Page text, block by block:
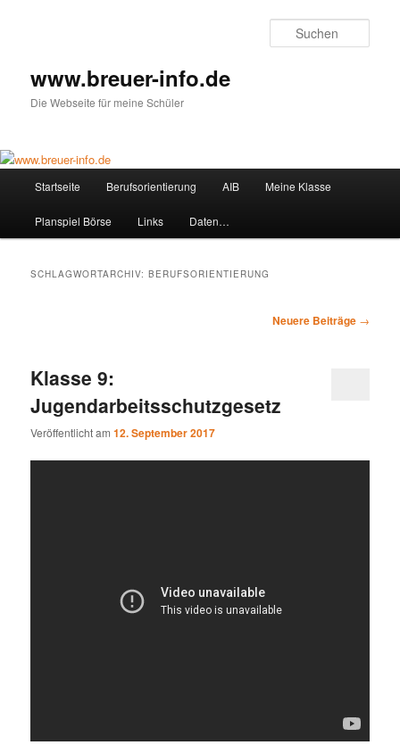
www.breuer-info.de
Die Webseite für meine Schüler
Startseite Berufsorientierung AIB Meine Klasse
Planspiel Börse Links Daten…
SCHLAGWORTARCHIV:BERUFSORIENTIERUNG
Neuere Beiträge →
Klasse 9:
Jugendarbeitsschutzgesetz
Veröffentlicht am12. September 2017